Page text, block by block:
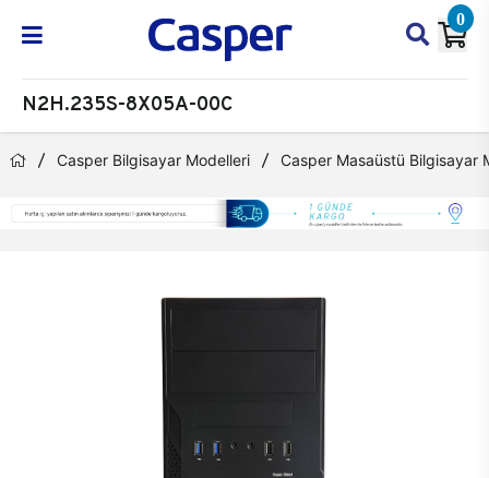
0
N2H.235S-8X05A-00C
Casper Bilgisayar Modelleri Casper Masaüstü Bilgisayar